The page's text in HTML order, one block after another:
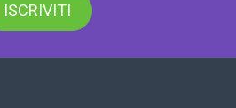
ISCRIVITI